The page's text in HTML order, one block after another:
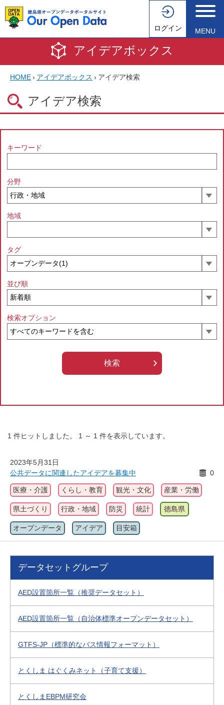
ログイン MENU
アイデアボックス
HOME› アイデアボックス › アイデア検索
アイデア検索
キーワード
分野
地域
タグ
並び順
検索オプション
1 件ヒットしました。 1 ～ 1 件を表示しています。
2023年5月31日
公共データに関連したアイデアを募集中
0
医療・介護 くらし・教育 観光・文化 産業・労働
県土づくり 行政・地域 防災 統計 徳島県
オープンデータ アイデア 目安箱
データセットグループ
AED設置箇所一覧（推奨データセット）
AED設置箇所一覧（自治体標準オープンデータセット）
GTFS-JP（標準的なバス情報フォーマット）
とくしま はぐくみネット（子育て支援）
とくしまEBPM研究会